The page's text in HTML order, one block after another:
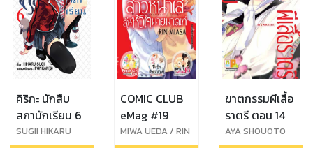
คิริกะ นักสืบ
สภานักเรียน 6
SUGII HIKARU
COMIC CLUB
eMag #19
MIWA UEDA / RIN
ฆาตกรรมผีเสื้อ
ราตรี ตอน 14
AYA SHOUOTO